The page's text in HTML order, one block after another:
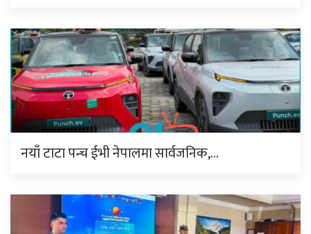
नयाँ टाटा पन्च ईभी नेपालमा सार्वजनिक,…